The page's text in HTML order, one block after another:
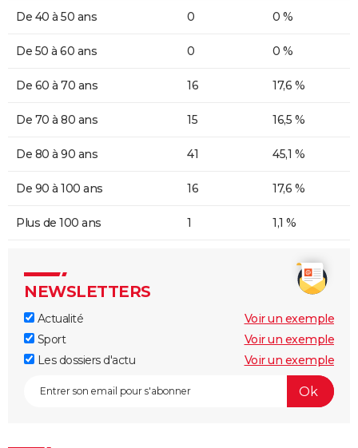
De 40 à 50 ans 0 0 %
De 50 à 60 ans 0 0 %
De 60 à 70 ans 16 17,6 %
De 70 à 80 ans 15 16,5 %
De 80 à 90 ans 41 45,1 %
De 90 à 100 ans 16 17,6 %
Plus de 100 ans 1 1,1 %
NEWSLETTERS
Actualité
Voir un exemple
Sport
Voir un exemple
Les dossiers d'actu
Voir un exemple